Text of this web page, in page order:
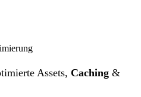
Assets, Caching &